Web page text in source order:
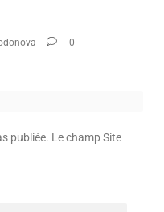
0
publiée. Le champ Site